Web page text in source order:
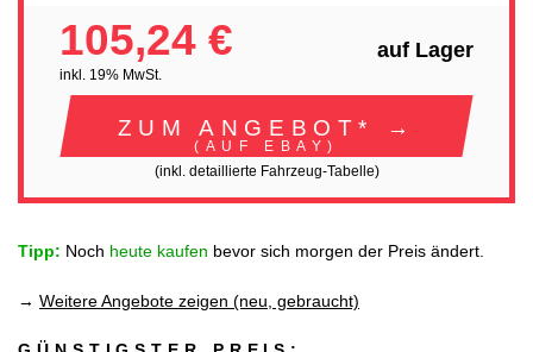
105,24 €
inkl. 19% MwSt.
auf Lager
ZUM ANGEBOT* →
(AUF EBAY)
(inkl. detaillierte Fahrzeug-Tabelle)
Tipp: Noch heute kaufen bevor sich morgen der Preis ändert.
→ Weitere Angebote zeigen (neu, gebraucht)